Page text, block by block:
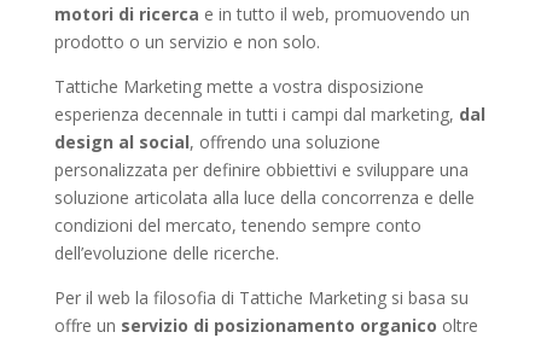
motori di ricerca e in tutto il web, promuovendo un
prodotto o un servizio e non solo.
Tattiche Marketing mette a vostra disposizione
esperienza decennale in tutti i campi dal marketing, dal
design al social, offrendo una soluzione
personalizzata per definire obbiettivi e sviluppare una
soluzione articolata alla luce della concorrenza e delle
condizioni del mercato, tenendo sempre conto
dell’evoluzione delle ricerche.
Per il web la filosofia di Tattiche Marketing si basa su
offre un servizio di posizionamento organico oltre